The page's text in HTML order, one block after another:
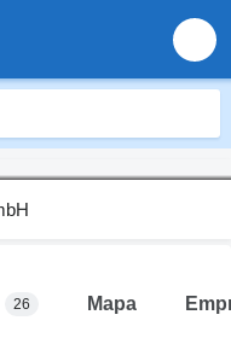
26 Mapa